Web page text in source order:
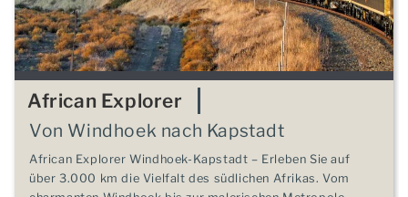
African Explorer
Von Windhoek nach Kapstadt
African Explorer Windhoek-Kapstadt – Erleben Sie auf
über 3.000 km die Vielfalt des südlichen Afrikas. Vom